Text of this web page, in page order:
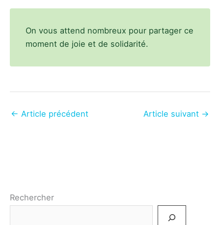
On vous attend nombreux pour partager ce
moment de joie et de solidarité.
← Article précédent Article suivant →
Rechercher